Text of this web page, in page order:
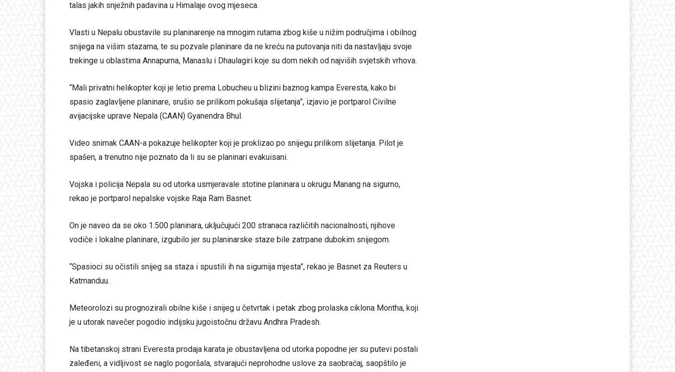
talas jakih snježnih padavina u Himalaje ovog mjeseca.
Vlasti u Nepalu obustavile su planinarenje na mnogim rutama zbog kiše u nižim područjima i obilnog
snijega na višim stazama, te su pozvale planinare da ne kreću na putovanja niti da nastavljaju svoje
trekinge u oblastima Annapurna, Manaslu i Dhaulagiri koje su dom nekih od najviših svjetskih vrhova.
“Mali privatni helikopter koji je letio prema Lobucheu u blizini baznog kampa Everesta, kako bi
spasio zaglavljene planinare, srušio se prilikom pokušaja slijetanja”, izjavio je portparol Civilne
avijacijske uprave Nepala (CAAN) Gyanendra Bhul.
Video snimak CAAN-a pokazuje helikopter koji je proklizao po snijegu prilikom slijetanja. Pilot je
spašen, a trenutno nije poznato da li su se planinari evakuisani.
Vojska i policija Nepala su od utorka usmjeravale stotine planinara u okrugu Manang na sigurno,
rekao je portparol nepalske vojske Raja Ram Basnet.
On je naveo da se oko 1.500 planinara, uključujući 200 stranaca različitih nacionalnosti, njihove
vodiče i lokalne planinare, izgubilo jer su planinarske staze bile zatrpane dubokim snijegom.
“Spasioci su očistili snijeg sa staza i spustili ih na sigurnija mjesta”, rekao je Basnet za Reuters u
Katmanduu.
Meteorolozi su prognozirali obilne kiše i snijeg u četvrtak i petak zbog prolaska ciklona Montha, koji
je u utorak navečer pogodio indijsku jugoistočnu državu Andhra Pradesh.
Na tibetanskoj strani Everesta prodaja karata je obustavljena od utorka popodne jer su putevi postali
zaleđeni, a vidljivost se naglo pogoršala, stvarajući neprohodne uslove za saobraćaj, saopštilo je